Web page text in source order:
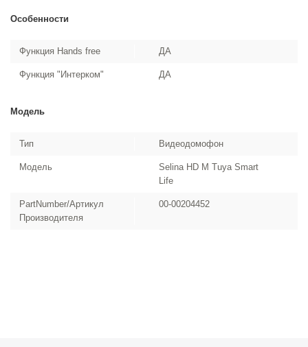
Особенности
Функция Hands free ДА
Функция "Интерком" ДА
Модель
Тип Видеодомофон
Модель
Selina HD M Tuya Smart
Life
PartNumber/Артикул
Производителя
00-00204452